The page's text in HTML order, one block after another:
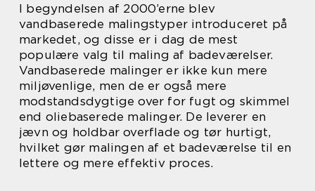
I begyndelsen af 2000’erne blev
vandbaserede malingstyper introduceret på
markedet, og disse er i dag de mest
populære valg til maling af badeværelser.
Vandbaserede malinger er ikke kun mere
miljøvenlige, men de er også mere
modstandsdygtige over for fugt og skimmel
end oliebaserede malinger. De leverer en
jævn og holdbar overflade og tør hurtigt,
hvilket gør malingen af et badeværelse til en
lettere og mere effektiv proces.